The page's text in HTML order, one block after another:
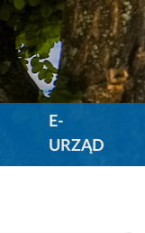
E-
URZĄD